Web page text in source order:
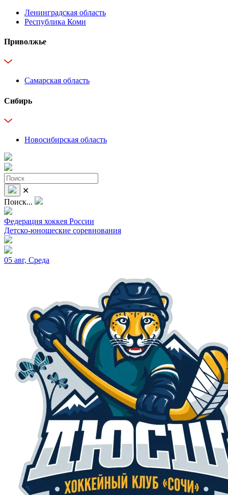
Ленинградская область
Республика Коми
Приволжье
Самарская область
Сибирь
Новосибирская область
✕
Поиск...
Федерация хоккея России
Детско-юношеские соревнования
05 авг, Среда